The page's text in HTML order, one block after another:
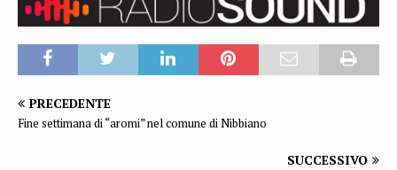
PRECEDENTE
Fine settimana di “aromi” nel comune di Nibbiano
SUCCESSIVO